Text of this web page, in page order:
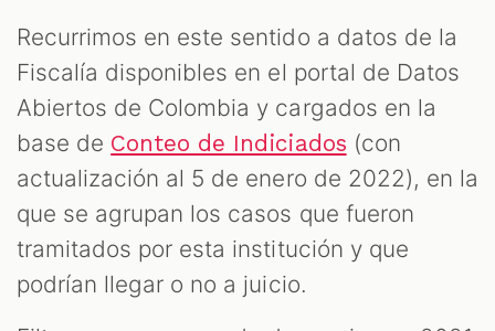
Recurrimos en este sentido a datos de la
Fiscalía disponibles en el portal de Datos
Abiertos de Colombia y cargados en la
base de Conteo de Indiciados (con
actualización al 5 de enero de 2022), en la
que se agrupan los casos que fueron
tramitados por esta institución y que
podrían llegar o no a juicio.